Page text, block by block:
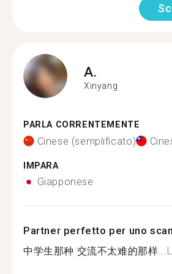
A.
Xinyang
PARLA CORRENTEMENTE
Cinese (semplificato)
IMPARA
Giapponese
Partner perfetto per uno
中学生那种 交流不太难的那样...